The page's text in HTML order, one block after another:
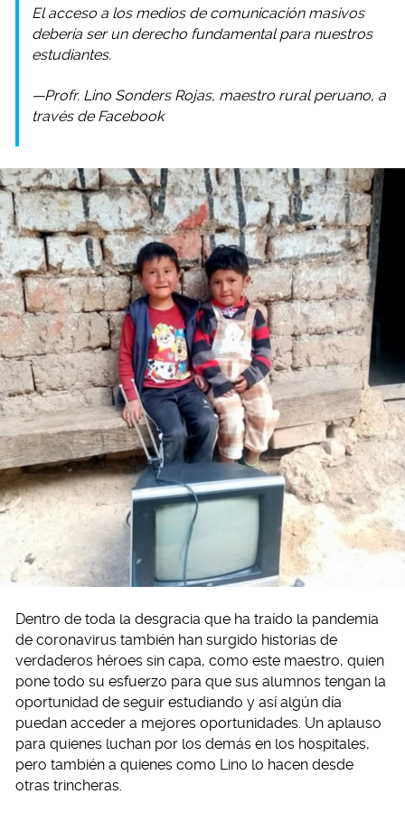
El acceso a los medios de comunicación masivos
debería ser un derecho fundamental para nuestros
estudiantes.
—Profr. Lino Sonders Rojas, maestro rural peruano, a
través de Facebook
Dentro de toda la desgracia que ha traído la pandemia
de coronavirus también han surgido historias de
verdaderos héroes sin capa, como este maestro, quien
pone todo su esfuerzo para que sus alumnos tengan la
oportunidad de seguir estudiando y así algún día
puedan acceder a mejores oportunidades. Un aplauso
para quienes luchan por los demás en los hospitales,
pero también a quienes como Lino lo hacen desde
otras trincheras.